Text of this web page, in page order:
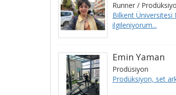
Runner /
Bilkent Üniversitesi
ilgileniyorum...
Emin Yaman
Prodüsiyon
Prodüksiyon, set